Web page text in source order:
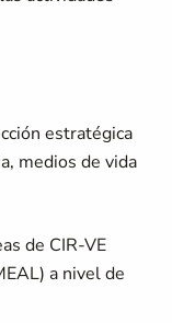
estratégica
medios de vida
de CIR-VE
a nivel de